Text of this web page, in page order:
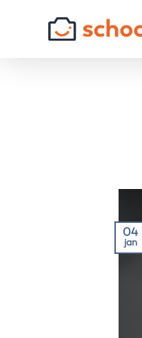
04
jan